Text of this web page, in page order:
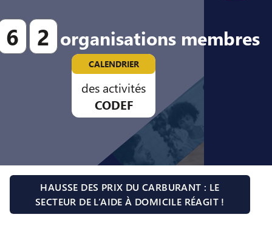
6 2 organisations membres
CALENDRIER
des activités
CODEF
HAUSSE DES PRIX DU CARBURANT : LE
SECTEUR DE L’AIDE À DOMICILE RÉAGIT !